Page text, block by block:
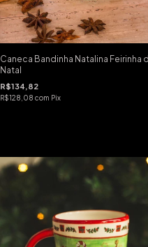
Caneca Bandinha Natalina Feirinha
Natal
R$134,82
R$128,08 com Pix